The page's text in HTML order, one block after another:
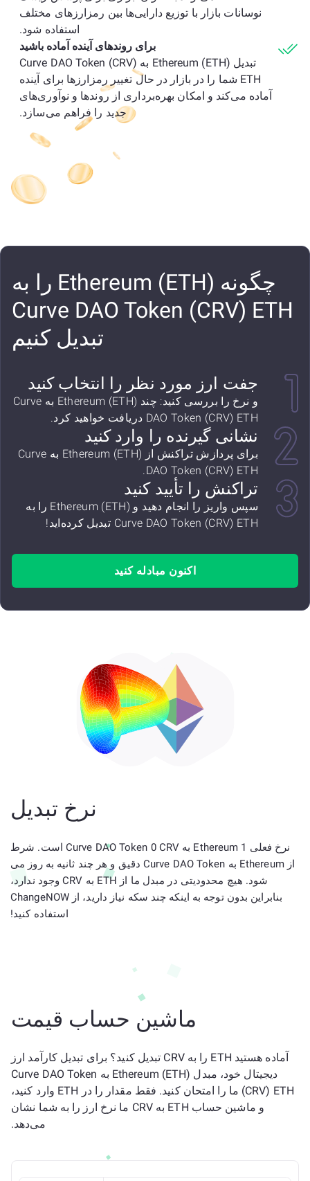
نوسانات بازار با توزیع دارایی‌ها بین رمزارزهای مختلف
استفاده شود.
برای روندهای آینده آماده باشید
تبدیل Ethereum (ETH) به Curve DAO Token (CRV)
ETH شما را در بازار در حال تغییر رمزارزها برای آینده
آماده می‌کند و امکان بهره‌برداری از روندها و نوآوری‌های
جدید را فراهم می‌سازد.
چگونه Ethereum (ETH) را به
Curve DAO Token (CRV) ETH
تبدیل کنیم
جفت ارز مورد نظر را انتخاب کنید
و نرخ را بررسی کنید: چند Ethereum (ETH) به Curve
DAO Token (CRV) ETH دریافت خواهید کرد.
نشانی گیرنده را وارد کنید
برای پردازش تراکنش از Ethereum (ETH) به Curve
DAO Token (CRV) ETH.
تراکنش را تأیید کنید
سپس واریز را انجام دهید و Ethereum (ETH) را به
Curve DAO Token (CRV) ETH تبدیل کرده‌اید!
اکنون مبادله کنید
نرخ تبدیل
نرخ فعلی 1 Ethereum به Curve DAO Token 0 CRV است. شرط
از Ethereum به Curve DAO Token دقیق و هر چند ثانیه به روز می
شود. هیچ محدودیتی در مبدل ما از ETH به CRV وجود ندارد،
بنابراین بدون توجه به اینکه چند سکه نیاز دارید، از ChangeNOW
استفاده کنید!
ماشین حساب قیمت
آماده هستید ETH را به CRV تبدیل کنید؟ برای تبدیل کارآمد ارز
دیجیتال خود، مبدل Ethereum (ETH) به Curve DAO Token
(CRV) ETH ما را امتحان کنید. فقط مقدار را در ETH وارد کنید،
و ماشین حساب ETH به CRV ما نرخ ارز را به شما نشان
می‌دهد.